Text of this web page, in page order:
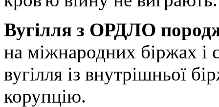
Вугілля з ОРДЛО
на міжнародних біржах і
вугілля із внутрішньої
корупцію.